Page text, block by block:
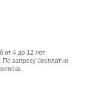
от 4 до 12 лет
запросу бесплатно